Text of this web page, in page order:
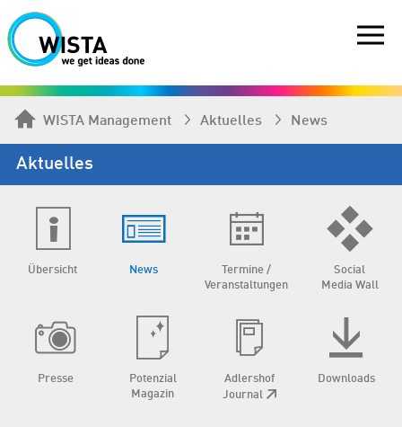
WISTA Management Aktuelles News
Aktuelles
Übersicht News
Termine /
Veranstaltungen
Social
Media Wall
Presse
Potenzial
Magazin
Adlershof
Journal
Downloads